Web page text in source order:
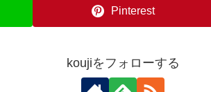
Pinterest
koujiをフォローする